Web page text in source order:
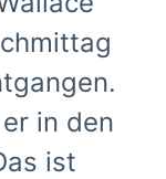
in den
ist